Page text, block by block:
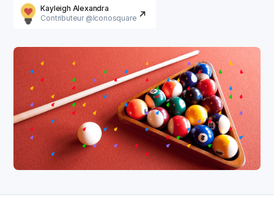
Kayleigh Alexandra
Contributeur @Iconosquare